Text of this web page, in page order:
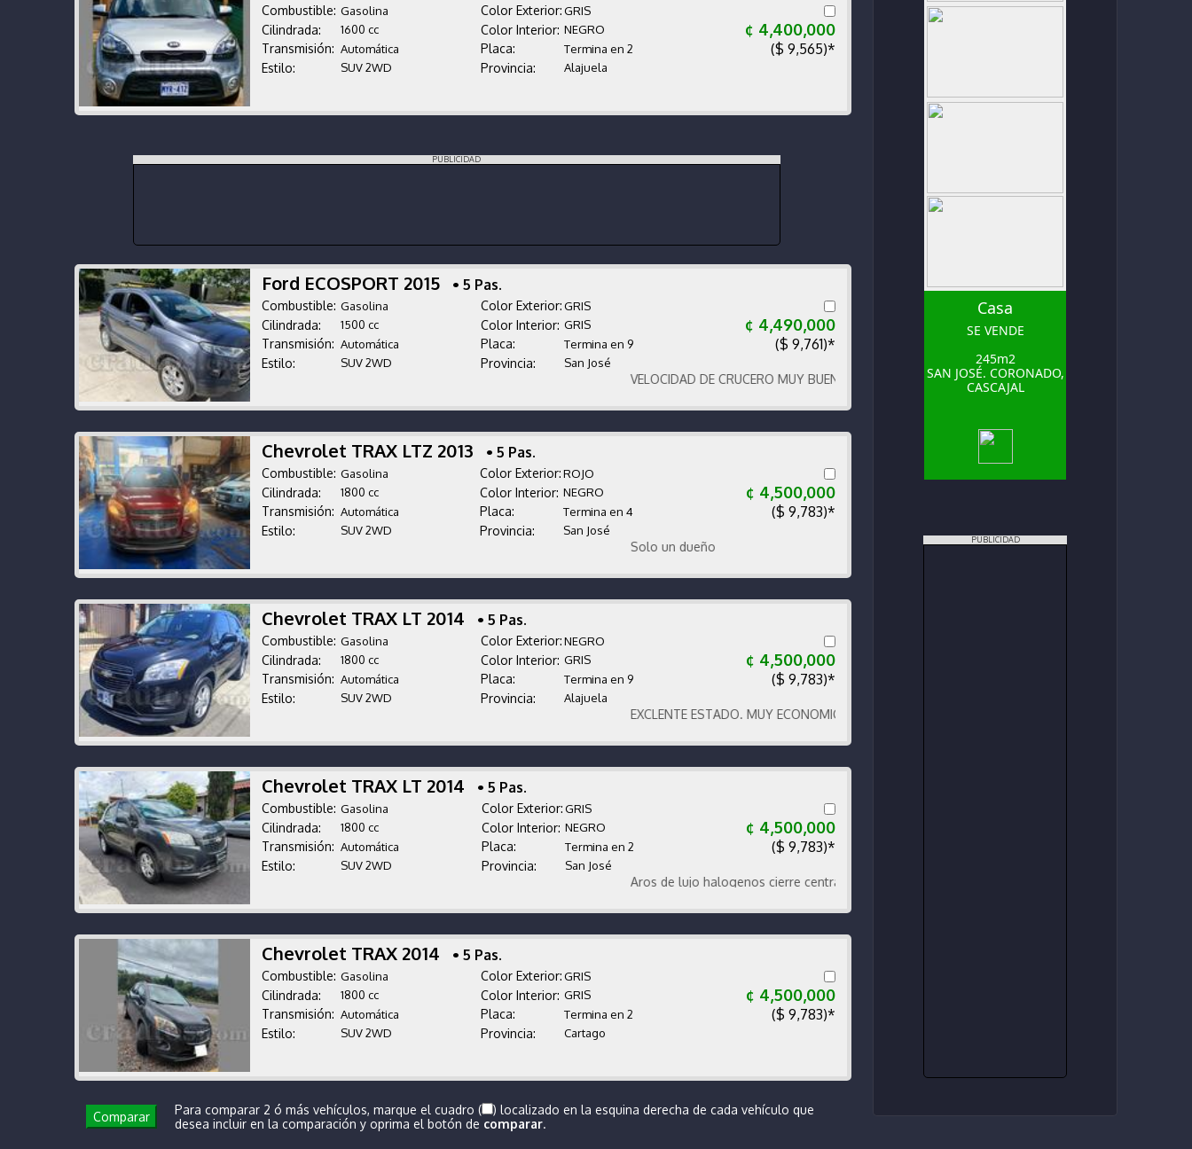
Combustible: Gasolina Color Exterior:GRIS
¢ 4,400,000
($ 9,565)*
Cilindrada: 1600 cc Color Interior: NEGRO
Transmisión: Automática Placa: Termina en 2
Estilo: SUV 2WD Provincia: Alajuela
PUBLICIDAD
Ford ECOSPORT 2015 • 5 Pas.
Combustible: Gasolina Color Exterior:GRIS
¢ 4,490,000
($ 9,761)*
Cilindrada: 1500 cc Color Interior: GRIS
Transmisión: Automática Placa: Termina en 9
Estilo: SUV 2WD Provincia: San José
VELOCIDAD DE CRUCERO MUY BUEN ESTADO
Chevrolet TRAX LTZ 2013 • 5 Pas.
Combustible: Gasolina Color Exterior:ROJO
¢ 4,500,000
($ 9,783)*
Cilindrada: 1800 cc Color Interior: NEGRO
Transmisión: Automática Placa: Termina en 4
Estilo: SUV 2WD Provincia: San José
Solo un dueño
Chevrolet TRAX LT 2014 • 5 Pas.
Combustible: Gasolina Color Exterior:NEGRO
¢ 4,500,000
($ 9,783)*
Cilindrada: 1800 cc Color Interior: GRIS
Transmisión: Automática Placa: Termina en 9
Estilo: SUV 2WD Provincia: Alajuela
EXCLENTE ESTADO. MUY ECONÓMICO Y CÓMODO. POCO KILOMETRAJE
Chevrolet TRAX LT 2014 • 5 Pas.
Combustible: Gasolina Color Exterior:GRIS
¢ 4,500,000
($ 9,783)*
Cilindrada: 1800 cc Color Interior: NEGRO
Transmisión: Automática Placa: Termina en 2
Estilo: SUV 2WD Provincia: San José
Aros de lujo halogenos cierre central bolsas de aire Bluetooth carplay aire acondicionado
Chevrolet TRAX 2014 • 5 Pas.
Combustible: Gasolina Color Exterior:GRIS
¢ 4,500,000
($ 9,783)*
Cilindrada: 1800 cc Color Interior: GRIS
Transmisión: Automática Placa: Termina en 2
Estilo: SUV 2WD Provincia: Cartago
Comparar Para comparar 2 ó más vehículos, marque el cuadro (
) localizado en la esquina derecha de cada vehículo que
desea incluir en la comparación y oprima el botón de comparar.
Casa
SE VENDE
245m2
SAN JOSÉ. CORONADO,
CASCAJAL
PUBLICIDAD